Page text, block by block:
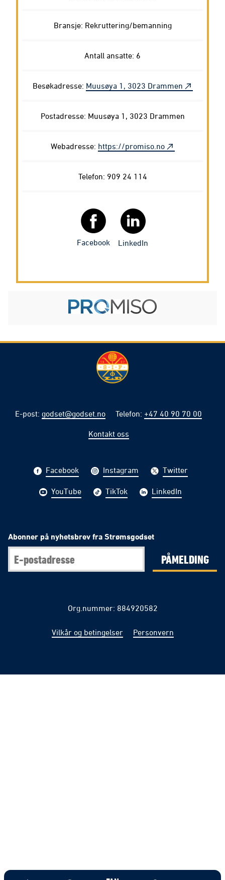
Bransje: Rekruttering/bemanning
Antall ansatte: 6
Besøkadresse: Muusøya 1, 3023 Drammen
Postadresse: Muusøya 1, 3023 Drammen
Webadresse: https://promiso.no
Telefon: 909 24 114
Facebook LinkedIn
E-post: godset@godset.no Telefon: +47 40 90 70 00
Kontakt oss
Facebook Instagram Twitter
YouTube TikTok LinkedIn
Abonner på nyhetsbrev fra Strømsgodset
PÅMELDING
Org.nummer: 884920582
Vilkår og betingelser Personvern